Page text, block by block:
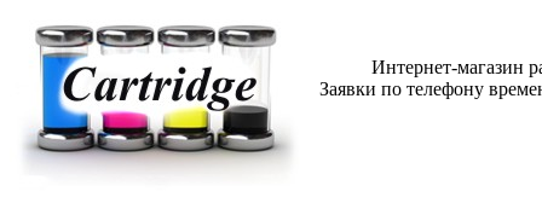
Интернет-магазин
Заявки по телефону